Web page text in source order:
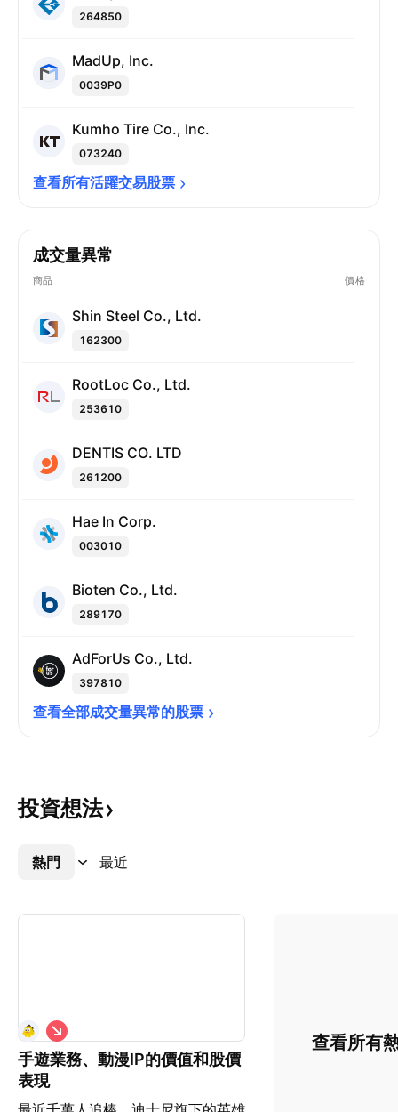
264850
MadUp, Inc.
0039P0
Kumho Tire Co., Inc.
073240
查看所有活躍交易股票
成交量異常
商品 價格
Shin Steel Co., Ltd.
162300
RootLoc Co., Ltd.
253610
DENTIS CO. LTD
261200
Hae In Corp.
003010
Bioten Co., Ltd.
289170
AdForUs Co., Ltd.
397810
查看全部成交量異常的股票
投資想法
熱門 最近
更多
手遊業務、動漫IP的價值和股價
表現
看
空
查看所有